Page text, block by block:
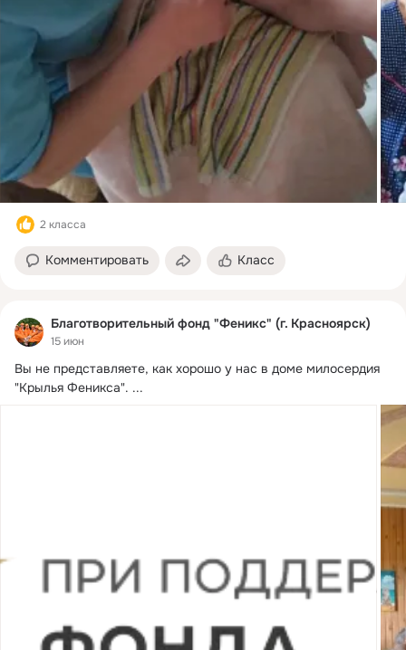
2 класса
Комментировать Класс
Благотворительный фонд "Феникс" (г. Красноярск)
15 июн
Вы не представляете, как хорошо у нас в доме милосердия
"Крылья Феникса". ...